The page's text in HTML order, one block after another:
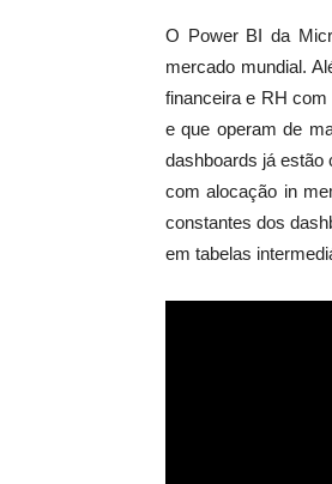
O Power BI da
mercado mundial.
financeira e RH
e que operam de
dashboards já estão
com alocação in
constantes dos
em tabelas